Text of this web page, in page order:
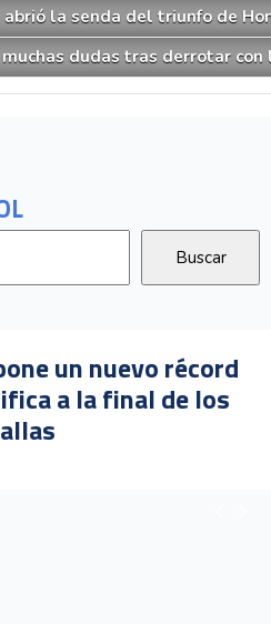
avanza a la
con vallas tras
abrió la senda del triunfo de
muchas dudas tras derrotar